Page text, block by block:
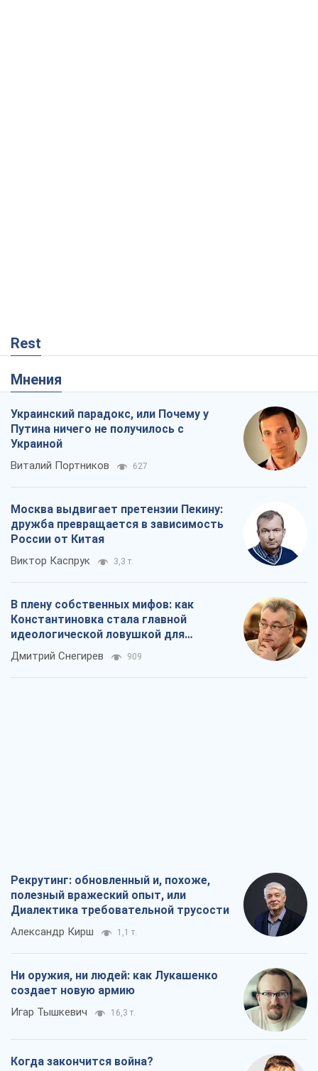
Rest
Мнения
Украинский парадокс, или Почему у
Путина ничего не получилось с
Украиной
Виталий Портников 627
Москва выдвигает претензии Пекину:
дружба превращается в зависимость
России от Китая
Виктор Каспрук 3,3 т.
В плену собственных мифов: как
Константиновка стала главной
идеологической ловушкой для
российских оккупантов
Дмитрий Снегирев 909
Рекрутинг: обновленный и, похоже,
полезный вражеский опыт, или
Диалектика требовательной трусости
Александр Кирш 1,1 т.
Ни оружия, ни людей: как Лукашенко
создает новую армию
Игар Тышкевич 16,3 т.
Когда закончится война?